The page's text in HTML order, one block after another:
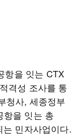
항을 잇는 CTX
격성 조사를 통
청사, 세종정부
항을 잇는 총
민자사업이다.